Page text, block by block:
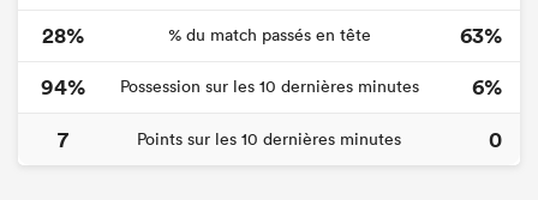
28%
% du match passés en tête
63%
94%
Possession sur les 10 dernières minutes
6%
7
Points sur les 10 dernières minutes 0